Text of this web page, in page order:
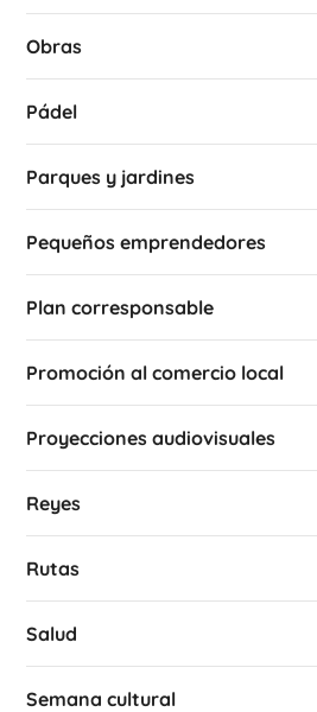
Obras
Pádel
Parques y jardines
Pequeños emprendedores
Plan corresponsable
Promoción al comercio local
Proyecciones audiovisuales
Reyes
Rutas
Salud
Semana cultural